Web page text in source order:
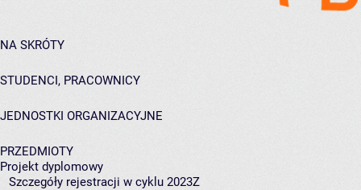
NA SKRÓTY
STUDENCI, PRACOWNICY
JEDNOSTKI ORGANIZACYJNE
PRZEDMIOTY
Projekt dyplomowy
Szczegóły rejestracji w cyklu 2023Z